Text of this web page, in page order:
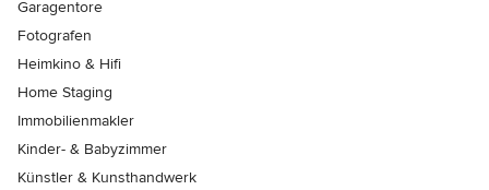
Garagentore
Fotografen
Heimkino & Hifi
Home Staging
Immobilienmakler
Kinder- & Babyzimmer
Künstler & Kunsthandwerk